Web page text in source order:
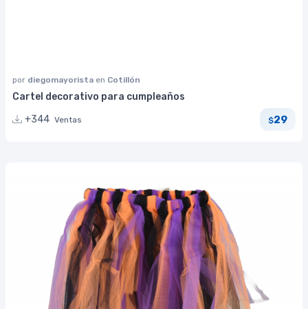
por diegomayorista en Cotillón
Cartel decorativo para cumpleaños
+344 Ventas $29